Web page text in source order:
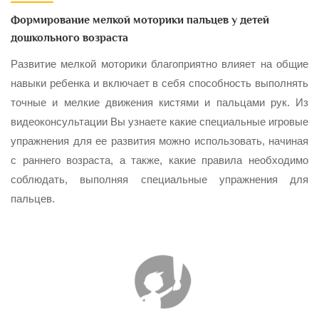
Формирование мелкой моторики пальцев у детей
дошкольного возраста
Развитие мелкой моторики благоприятно влияет на общие
навыки ребенка и включает в себя способность выполнять
точные и мелкие движения кистями и пальцами рук. Из
видеоконсультации Вы узнаете какие специальные игровые
упражнения для ее развития можно использовать, начиная
с раннего возраста, а также, какие правила необходимо
соблюдать, выполняя специальные упражнения для
пальцев.